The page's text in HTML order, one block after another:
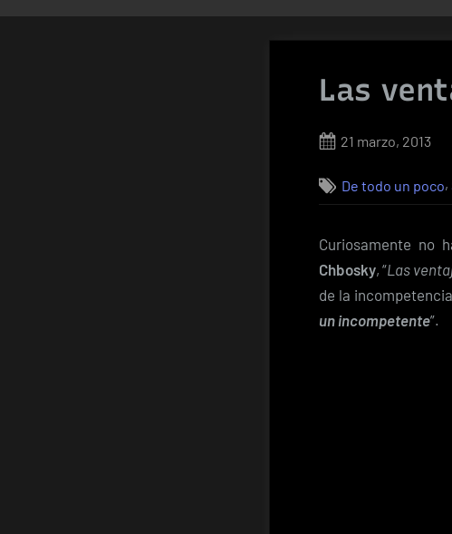
Las
Posted
21 marzo, 2013
De todo un poco,
Curiosamente no
Chbosky, “Las
de la
un incompetente”.